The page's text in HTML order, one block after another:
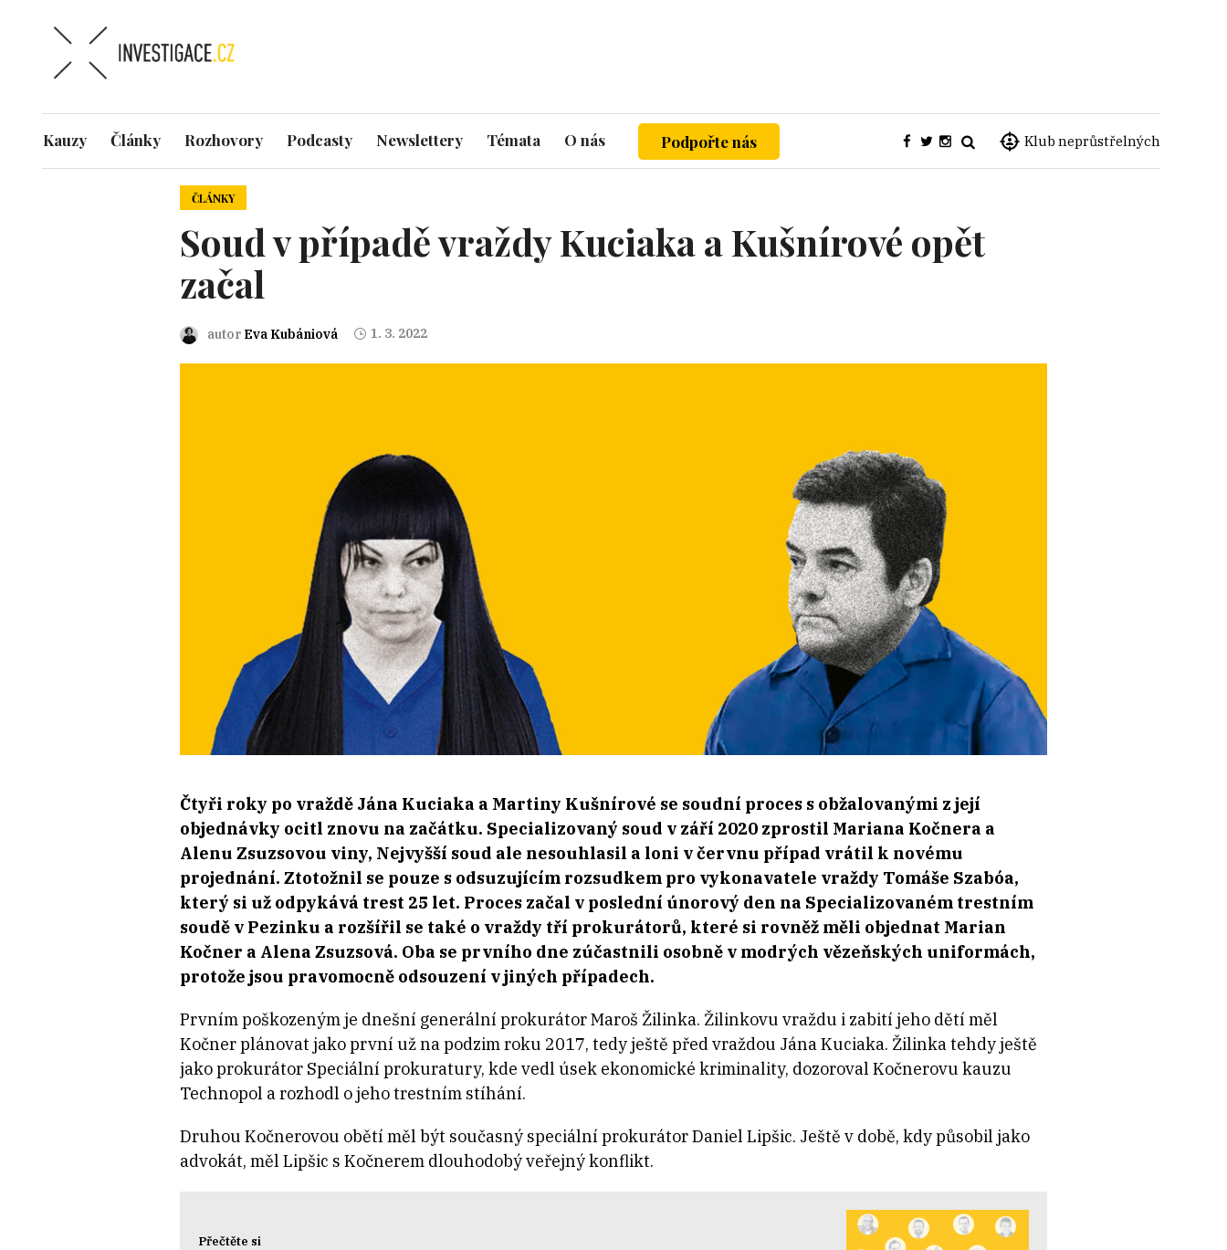
Klub neprůstřelných
Kauzy Články Rozhovory Podcasty Newslettery Témata O nás Podpořte nás
ČLÁNKY
Soud v případě vraždy Kuciaka a Kušnírové opět
začal
autor Eva Kubániová 1. 3. 2022
Čtyři roky po vraždě Jána Kuciaka a Martiny Kušnírové se soudní proces s obžalovanými z její
objednávky ocitl znovu na začátku. Specializovaný soud v září 2020 zprostil Mariana Kočnera a
Alenu Zsuzsovou viny, Nejvyšší soud ale nesouhlasil a loni v červnu případ vrátil k novému
projednání. Ztotožnil se pouze s odsuzujícím rozsudkem pro vykonavatele vraždy Tomáše Szabóa,
který si už odpykává trest 25 let. Proces začal v poslední únorový den na Specializovaném trestním
soudě v Pezinku a rozšířil se také o vraždy tří prokurátorů, které si rovněž měli objednat Marian
Kočner a Alena Zsuzsová. Oba se prvního dne zúčastnili osobně v modrých vězeňských uniformách,
protože jsou pravomocně odsouzení v jiných případech.
Prvním poškozeným je dnešní generální prokurátor Maroš Žilinka. Žilinkovu vraždu i zabití jeho dětí měl
Kočner plánovat jako první už na podzim roku 2017, tedy ještě před vraždou Jána Kuciaka. Žilinka tehdy ještě
jako prokurátor Speciální prokuratury, kde vedl úsek ekonomické kriminality, dozoroval Kočnerovu kauzu
Technopol a rozhodl o jeho trestním stíhání.
Druhou Kočnerovou obětí měl být současný speciální prokurátor Daniel Lipšic. Ještě v době, kdy působil jako
advokát, měl Lipšic s Kočnerem dlouhodobý veřejný konflikt.
Přečtěte si